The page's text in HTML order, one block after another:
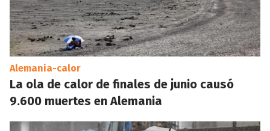
Alemania-calor
La ola de calor de finales de junio causó
9.600 muertes en Alemania